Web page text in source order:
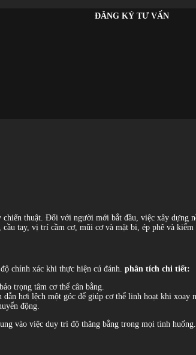
ĐĂNG KÝ TƯ VẤN
thuật. Đối với người mới bắt đầu, việc xây dựng
tay, vị trí cầm cơ, mũi cơ và mặt bi, ép phê và
chính xác khi thực hiện cú đánh. phân tích chi tiết:
trọng tâm cơ thể cân bằng.
dẫn hơi lệch một góc để giúp cơ thể linh hoạt khi xoay
động.
vào việc duy trì độ thăng bằng trong mọi tình huống.